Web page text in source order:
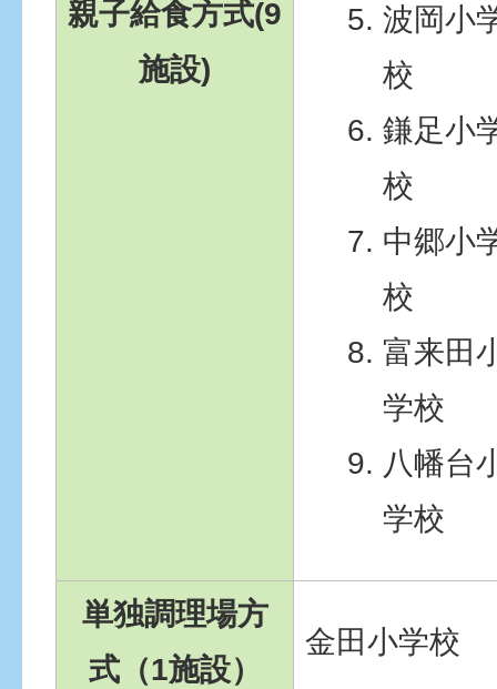
親子給食方式(9
施設)
波岡小
校
鎌足小
校
中郷小
校
富来田
学校
八幡台
学校
単独調理場方
式（1施設）
金田小学校